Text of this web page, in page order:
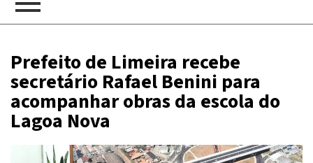
Prefeito de Limeira recebe
secretário Rafael Benini para
acompanhar obras da escola do
Lagoa Nova